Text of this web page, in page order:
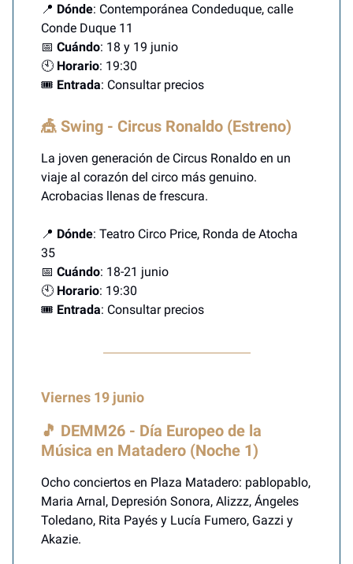
📍 Dónde: Contemporánea Condeduque, calle
Conde Duque 11
📅 Cuándo: 18 y 19 junio
🕙 Horario: 19:30
🎟️ Entrada: Consultar precios
🎪 Swing - Circus Ronaldo (Estreno)
La joven generación de Circus Ronaldo en un
viaje al corazón del circo más genuino.
Acrobacias llenas de frescura.
📍 Dónde: Teatro Circo Price, Ronda de Atocha
35
📅 Cuándo: 18-21 junio
🕙 Horario: 19:30
🎟️ Entrada: Consultar precios
Viernes 19 junio
🎵 DEMM26 - Día Europeo de la
Música en Matadero (Noche 1)
Ocho conciertos en Plaza Matadero: pablopablo,
Maria Arnal, Depresión Sonora, Alizzz, Ángeles
Toledano, Rita Payés y Lucía Fumero, Gazzi y
Akazie.